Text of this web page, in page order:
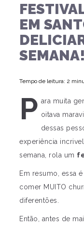
EM
SEMANA!
Tempo de leitura: 2
P ara muita
oitava
dessas
experiência
semana, rola um
Em resumo, essa
comer MUITO
diferentões.
Então, antes de